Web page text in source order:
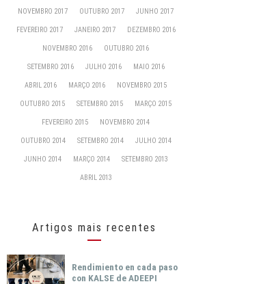
NOVEMBRO 2017 OUTUBRO 2017 JUNHO 2017
FEVEREIRO 2017 JANEIRO 2017 DEZEMBRO 2016
NOVEMBRO 2016 OUTUBRO 2016
SETEMBRO 2016 JULHO 2016 MAIO 2016
ABRIL 2016 MARÇO 2016 NOVEMBRO 2015
OUTUBRO 2015 SETEMBRO 2015 MARÇO 2015
FEVEREIRO 2015 NOVEMBRO 2014
OUTUBRO 2014 SETEMBRO 2014 JULHO 2014
JUNHO 2014 MARÇO 2014 SETEMBRO 2013
ABRIL 2013
Artigos mais recentes
Rendimiento en cada paso
con KALSE de ADEEPI